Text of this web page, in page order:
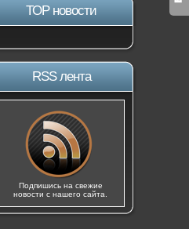
ТОР новости
RSS лента
Подпишись на свежие
новости с нашего сайта.